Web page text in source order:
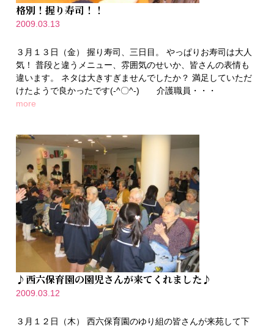
格別！握り寿司！！
2009.03.13
３月１３日（金） 握り寿司、三日目。 やっぱりお寿司は大人
気！ 普段と違うメニュー、雰囲気のせいか、皆さんの表情も
違います。 ネタは大きすぎませんでしたか？ 満足していただ
けたようで良かったです(-^〇^-) 介護職員・・・
more
♪西六保育園の園児さんが来てくれました♪
2009.03.12
３月１２日（木） 西六保育園のゆり組の皆さんが来苑して下